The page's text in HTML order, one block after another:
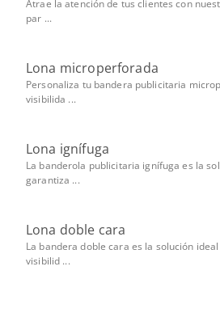
Atrae la atención de tus clientes con
par ...
Lona microperforada
Personaliza tu bandera publicitaria
visibilida ...
Lona ignífuga
La banderola publicitaria ignífuga es la
garantiza ...
Lona doble cara
La bandera doble cara es la solución
visibilid ...